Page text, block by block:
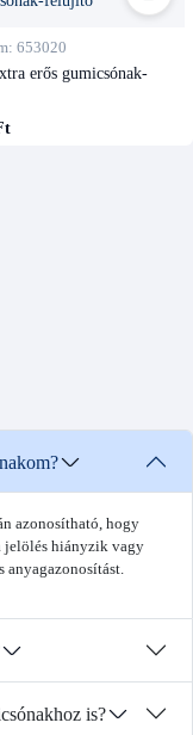
653020
erős gumicsónak-
azonosítható, hogy
jelölés hiányzik vagy
anyagazonosítást.
is?